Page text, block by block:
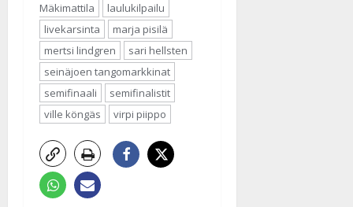
Mäkimattila
laulukilpailu
livekarsinta
marja pisilä
mertsi lindgren
sari hellsten
seinäjoen tangomarkkinat
semifinaali
semifinalistit
ville köngäs
virpi piippo